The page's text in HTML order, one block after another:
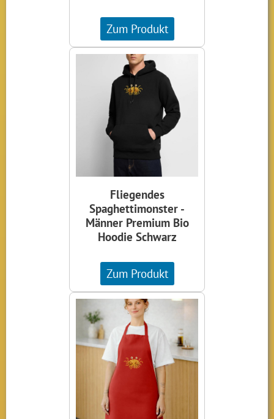
Zum Produkt
Fliegendes
Spaghettimonster -
Männer Premium Bio
Hoodie Schwarz
Zum Produkt